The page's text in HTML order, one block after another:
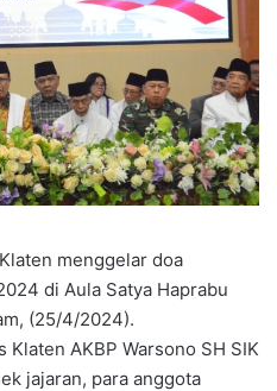
menggelar doa
di Aula Satya Haprabu
(25/4/2024).
AKBP Warsono SH SIK
jajaran, para anggota